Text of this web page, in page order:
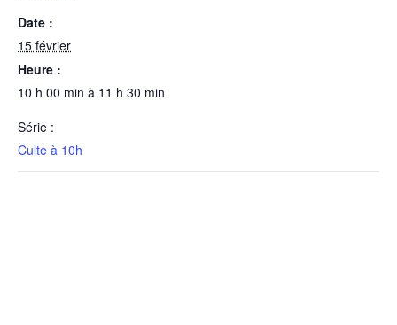
Date :
15 février
Heure :
10 h 00 min à 11 h 30 min
Série :
Culte à 10h